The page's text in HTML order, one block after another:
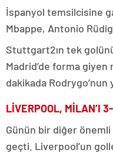
İspanyol temsilcisine
Mbappe, Antonio
Stuttgart2ın tek
Madrid’de forma
dakikada
LİVERPOOL, MİLAN’I
Günün bir diğer önemli
geçti. Liverpool’un